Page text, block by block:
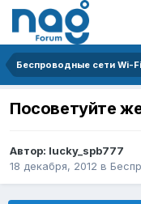
Беспроводные сети Wi-
Посоветуйте
Автор: lucky_spb777
18 декабря, 2012 в